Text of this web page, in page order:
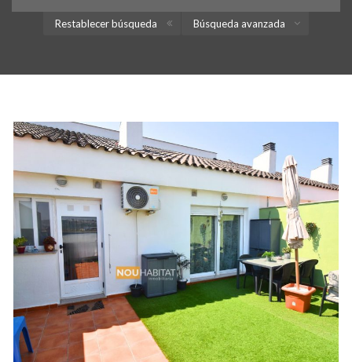
Búsqueda avanzada
Restablecer búsqueda